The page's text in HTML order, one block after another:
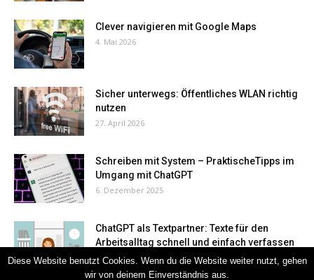
Clever navigieren mit Google Maps
4. Mai 2026
Sicher unterwegs: Öffentliches WLAN richtig
nutzen
27. April 2026
Schreiben mit System – PraktischeTipps im
Umgang mit ChatGPT
6. Dezember 2025
ChatGPT als Textpartner: Texte für den
Arbeitsalltag schnell und einfach verfassen
28. November 2025
Diese Website benutzt Cookies. Wenn du die Website weiter nutzt, gehen
wir von deinem Einverständnis aus.